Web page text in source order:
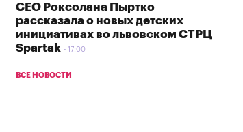
СЕО Роксолана Пыртко
рассказала о новых детских
инициативах во львовском СТРЦ
Spartak
17:00
ВСЕ НОВОСТИ